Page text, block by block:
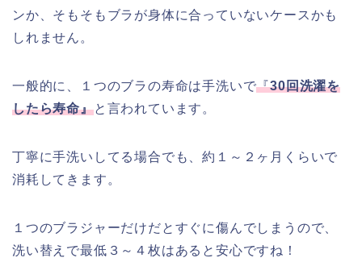
ンか、そもそもブラが身体に合っていないケースかも
しれません。
一般的に、１つのブラの寿命は手洗いで『30回洗濯を
したら寿命』と言われています。
丁寧に手洗いしてる場合でも、約１～２ヶ月くらいで
消耗してきます。
１つのブラジャーだけだとすぐに傷んでしまうので、
洗い替えで最低３～４枚はあると安心ですね！